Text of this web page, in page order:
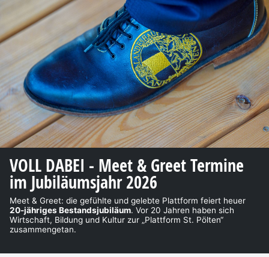
VOLL DABEI - Meet & Greet Termine
im Jubiläumsjahr 2026
Meet & Greet: die gefühlte und gelebte Plattform feiert heuer
20-jähriges Bestandsjubiläum. Vor 20 Jahren haben sich
Wirtschaft, Bildung und Kultur zur „Plattform St. Pölten“
zusammengetan.